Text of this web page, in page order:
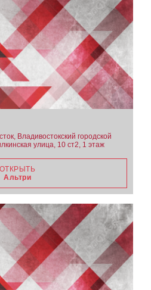
Владивостокский городской
улица, 10 ст2, 1 этаж
ОТКРЫТЬ
Альтри